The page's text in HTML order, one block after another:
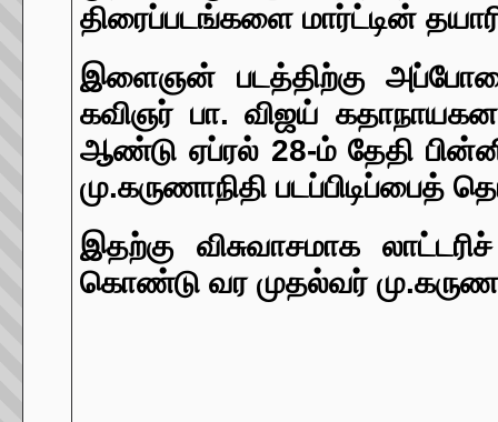
திரைப்படங்களை மார்ட்டின்
இளைஞன் படத்திற்கு
கவிஞர் பா. விஜய்
ஆண்டு ஏப்ரல் 28-ம் தேதி
மு.கருணாநிதி
இதற்கு விசுவாசமாக
கொண்டு வர முதல்வர்